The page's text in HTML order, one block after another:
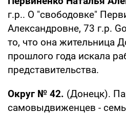
г.р.. О "свободовке"
Александровне, 73 г.р.
то, что она жительница
прошлого года искала
представительства.
Округ № 42. (Донецк).
самовыдвиженцев -